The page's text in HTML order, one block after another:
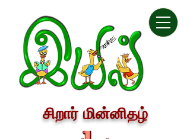
சிறார் மின்னிதழ்